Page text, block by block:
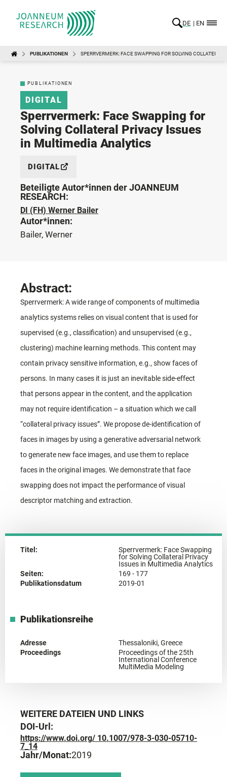
DE EN
PUBLIKATIONEN SPERRVERMERK: FACE SWAPPING FOR SOLVING
PUBLIKATIONEN
DIGITAL
Sperrvermerk: Face Swapping for
Solving Collateral Privacy Issues
in Multimedia Analytics
DIGITAL
Beteiligte Autor*innen der JOANNEUM
RESEARCH:
DI (FH) Werner Bailer
Autor*innen:
Bailer, Werner
Abstract:
Sperrvermerk: A wide range of components of multimedia
analytics systems relies on visual content that is used for
supervised (e.g., classification) and unsupervised (e.g.,
clustering) machine learning methods. This content may
contain privacy sensitive information, e.g., show faces of
persons. In many cases it is just an inevitable side-effect
that persons appear in the content, and the application
may not require identification – a situation which we call
“collateral privacy issues”. We propose de-identification of
faces in images by using a generative adversarial network
to generate new face images, and use them to replace
faces in the original images. We demonstrate that face
swapping does not impact the performance of visual
descriptor matching and extraction.
Titel:
Sperrvermerk: Face Swapping
for Solving Collateral Privacy
Issues in Multimedia Analytics
Seiten:
169 - 177
Publikationsdatum
2019-01
Publikationsreihe
Adresse
Thessaloniki, Greece
Proceedings
Proceedings of the 25th
International Conference
MultiMedia Modeling
WEITERE DATEIEN UND LINKS
DOI-Url:
https://www.doi.org/ 10.1007/978-3-030-05710-
7_14
Jahr/Monat:2019